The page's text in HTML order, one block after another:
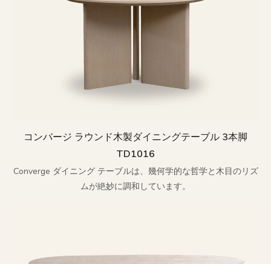
コンバージ ラウンド木製ダイニングテーブル 3本脚
TD1016
Converge ダイニング テーブルは、幾何学的な哲学と木目のリズ
ムが絶妙に調和しています。